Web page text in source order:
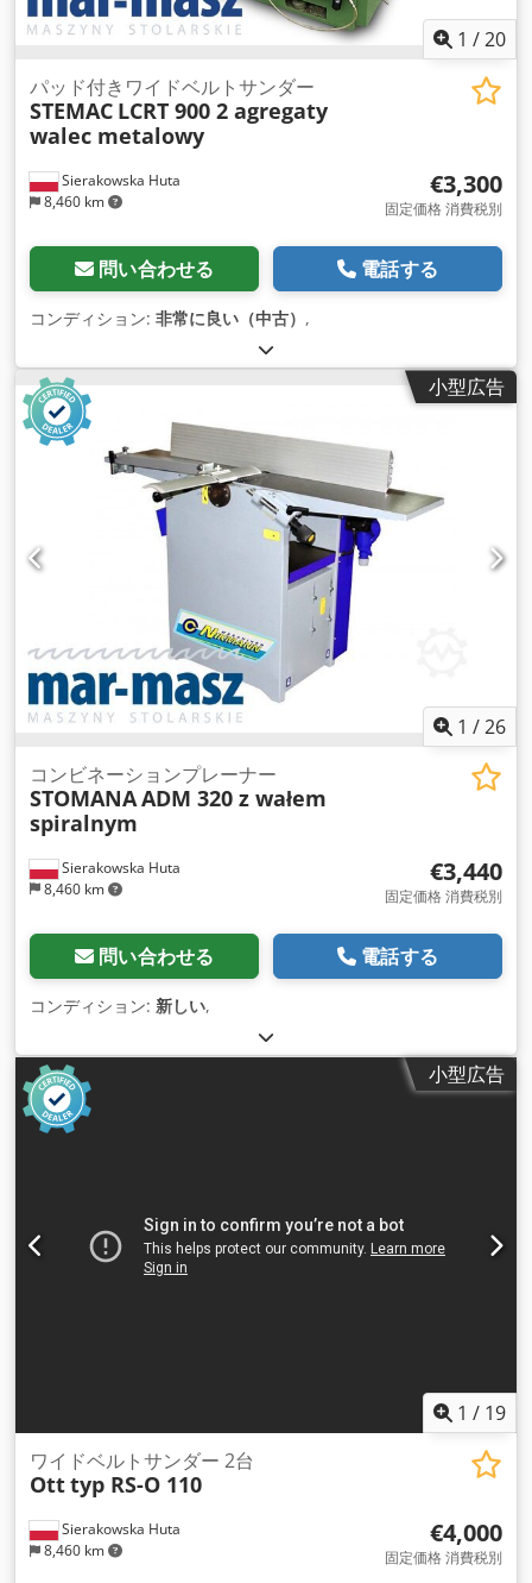
1 /20
Sierakowska Huta
8,460 km
パッド付きワイドベルトサンダー
STEMAC LCRT 900 2 agregaty
walec metalowy
€3,300
固定価格 消費税別
問い合わせる 電話する
コンディション: 非常に良い（中古） ,
小型広告
1 /26
Sierakowska Huta
8,460 km
コンビネーションプレーナー
STOMANAADM 320 z wałem
spiralnym
€3,440
固定価格 消費税別
問い合わせる 電話する
コンディション: 新しい,
小型広告
1 / 19
Sierakowska Huta
8,460 km
ワイドベルトサンダー 2台
Otttyp RS-O 110
€4,000
固定価格 消費税別